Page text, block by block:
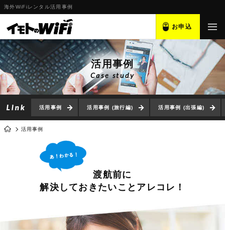
海外WiFiレンタル活用事例
お申込
活用事例
Case study
活用事例 活用事例 (旅行編) 活用事例 (出張編)
活用事例
渡航前に
解決しておきたいことアレコレ！